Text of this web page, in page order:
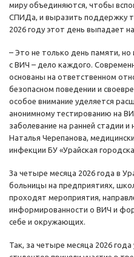
миру объединяются, чтобы
СПИДа, и выразить поддержку
2026 году этот день выпадает
– Это не только день памяти,
с ВИЧ – дело каждого.
основаны на ответственном
безопасном поведении и
особое внимание уделяется
анонимному тестированию на
заболевание на ранней стадии и
Наталья Черепанова,
инфекции БУ «Урайская
За четыре месяца 2026 года в
больницы на предприятиях,
проходят мероприятия,
информированности о ВИЧ и
себе и окружающих.
Так, за четыре месяца 2026